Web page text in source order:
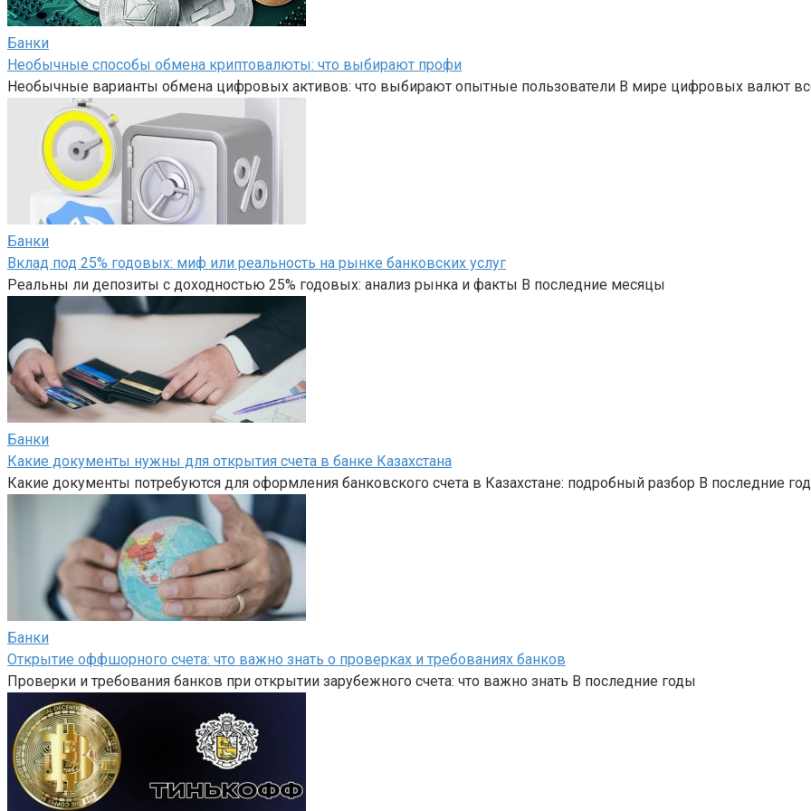
Банки
Необычные способы обмена криптовалюты: что выбирают профи
Необычные варианты обмена цифровых активов: что выбирают опытные пользователи В мире цифровых валют
Банки
Вклад под 25% годовых: миф или реальность на рынке банковских услуг
Реальны ли депозиты с доходностью 25% годовых: анализ рынка и факты В последние месяцы
Банки
Какие документы нужны для открытия счета в банке Казахстана
Какие документы потребуются для оформления банковского счета в Казахстане: подробный разбор В последние
Банки
Открытие оффшорного счета: что важно знать о проверках и требованиях банков
Проверки и требования банков при открытии зарубежного счета: что важно знать В последние годы